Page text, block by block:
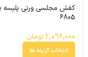
کفش مجلسی ورنی پلیسه
6805
2,098,000تومان
انتخاب گزینه ها